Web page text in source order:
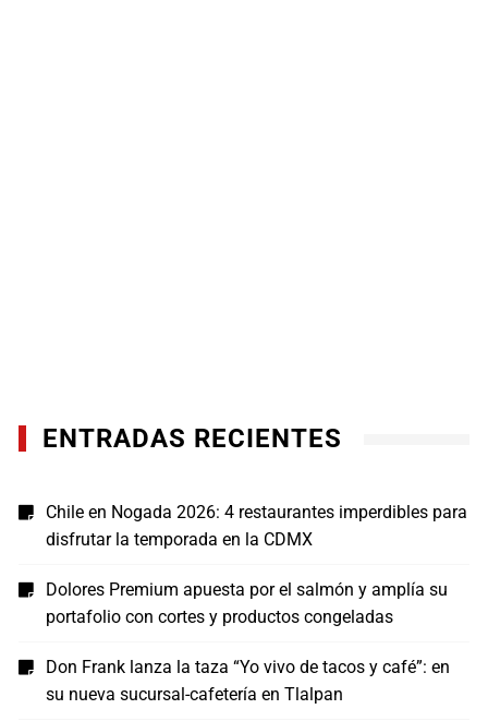
ENTRADAS RECIENTES
Chile en Nogada 2026: 4 restaurantes imperdibles para
disfrutar la temporada en la CDMX
Dolores Premium apuesta por el salmón y amplía su
portafolio con cortes y productos congeladas
Don Frank lanza la taza “Yo vivo de tacos y café”: en
su nueva sucursal-cafetería en Tlalpan